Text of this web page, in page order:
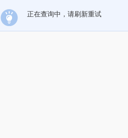
正在查询中，请刷新重试